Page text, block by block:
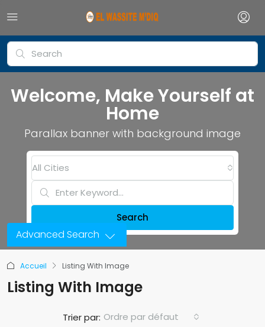
Welcome, Make Yourself at
Home
Parallax banner with background image
All Cities
Search
Advanced Search
Accueil Listing With Image
Listing With Image
Trier par: Ordre par défaut